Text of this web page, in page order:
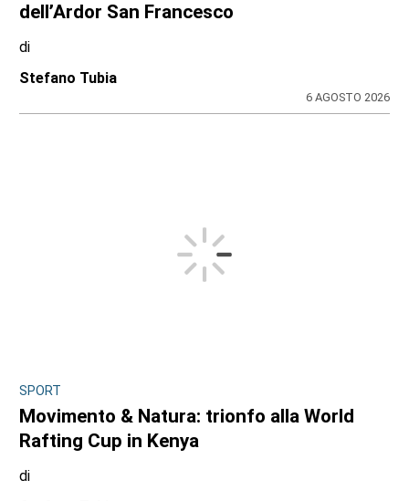
dell’Ardor San Francesco
di
Stefano Tubia
6 AGOSTO 2026
SPORT
Movimento & Natura: trionfo alla World
Rafting Cup in Kenya
di